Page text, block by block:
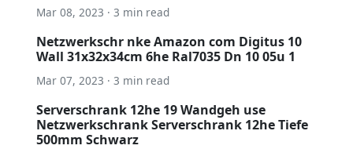
Mar 08, 2023 · 3 min read
Netzwerkschr nke Amazon com Digitus 10
Wall 31x32x34cm 6he Ral7035 Dn 10 05u 1
Mar 07, 2023 · 3 min read
Serverschrank 12he 19 Wandgeh use
Netzwerkschrank Serverschrank 12he Tiefe
500mm Schwarz